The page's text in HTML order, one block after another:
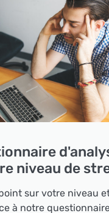
niveau de
sur votre niveau
à notre